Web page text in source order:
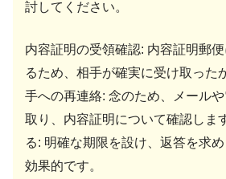
討してください。
内容証明の受領確認: 内容証明郵
るため、相手が確実に受け取った
手への再連絡: 念のため、メール
取り、内容証明について確認しま
る: 明確な期限を設け、返答を求
効果的です。